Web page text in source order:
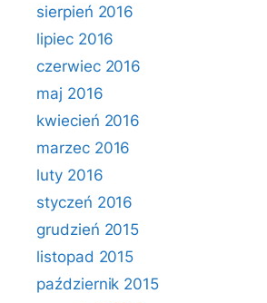
sierpień 2016
lipiec 2016
czerwiec 2016
maj 2016
kwiecień 2016
marzec 2016
luty 2016
styczeń 2016
grudzień 2015
listopad 2015
październik 2015